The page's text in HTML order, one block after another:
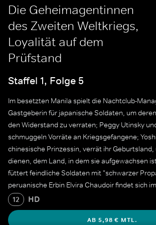
Die Geheimagentinnen
des Zweiten Weltkriegs,
Loyalität auf dem
Prüfstand
Staffel 1, Folge 5
Im besetzten Manila spielt die Nachtclub-
Gastgeberin für japanische Soldaten, um
den Widerstand zu verraten; Peggy Utinsky
schmuggeln Vorräte an Kriegsgefangene;
chinesische Prinzessin, verrät ihr Geburtsland,
dienen, dem Land, in dem sie aufgewachsen
füttert feindliche Soldaten mit "schwarzer
peruanische Erbin Elvira Chaudoir findet sich
größten See-, Luft- und Landoperation der
12 HD
AB 5,98 € MTL.